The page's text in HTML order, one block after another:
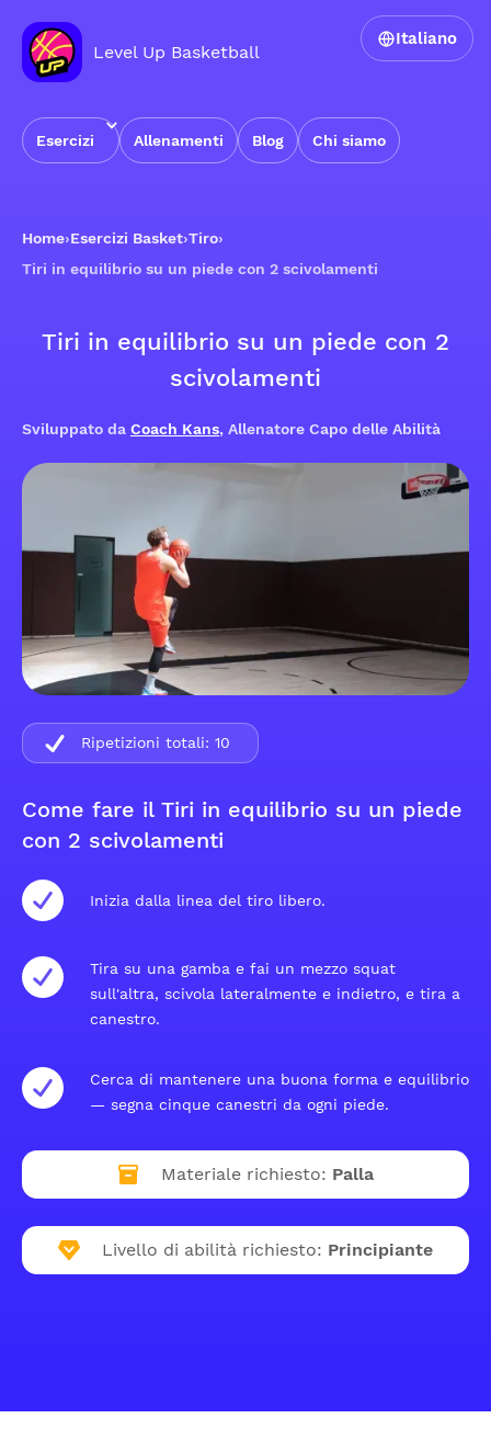
Level Up Basketball
Esercizi Allenamenti Blog Chi siamo
Italiano
Home›Esercizi Basket›Tiro›
Tiri in equilibrio su un piede con 2 scivolamenti
Tiri in equilibrio su un piede con 2
scivolamenti
Sviluppato da Coach Kans, Allenatore Capo delle Abilità
Come fare il Tiri in equilibrio su un piede
con 2 scivolamenti
Inizia dalla linea del tiro libero.
Tira su una gamba e fai un mezzo squat
sull'altra, scivola lateralmente e indietro, e tira a
canestro.
Cerca di mantenere una buona forma e equilibrio
— segna cinque canestri da ogni piede.
Materiale richiesto: Palla
Livello di abilità richiesto: Principiante
Ripetizioni totali: 10